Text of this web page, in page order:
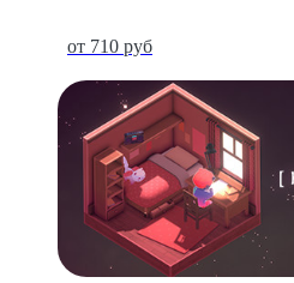
от 710 руб